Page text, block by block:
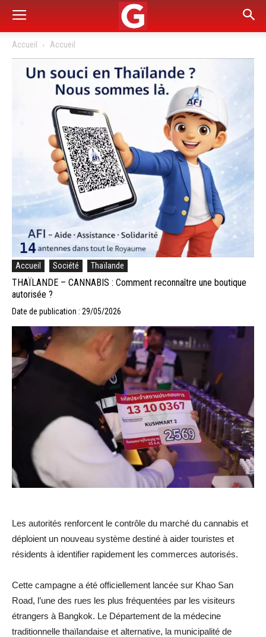
Accueil Accueil
Accueil Société Thaïlande
THAÏLANDE – CANNABIS : Comment reconnaître une boutique
autorisée ?
Date de publication : 29/05/2026
Les autorités renforcent le contrôle du marché du cannabis et
déploient un nouveau système destiné à aider touristes et
résidents à identifier rapidement les commerces autorisés.
Cette campagne a été officiellement lancée sur Khao San
Road, l’une des rues les plus fréquentées par les visiteurs
étrangers à Bangkok. Le Département de la médecine
traditionnelle thaïlandaise et alternative, la municipalité de